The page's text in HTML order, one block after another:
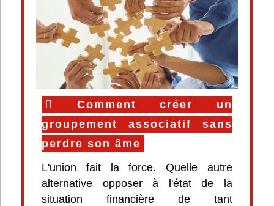
Comment créer un
groupement associatif sans
perdre son âme
L'union fait la force. Quelle autre
alternative opposer à l'état de la
situation financière de tant